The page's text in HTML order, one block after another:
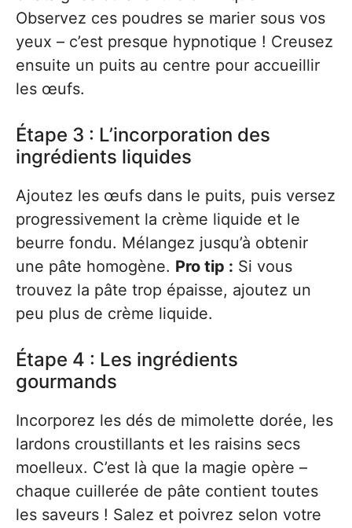
Observez ces poudres se marier sous vos
yeux – c’est presque hypnotique ! Creusez
ensuite un puits au centre pour accueillir
les œufs.
Étape 3 : L’incorporation des
ingrédients liquides
Ajoutez les œufs dans le puits, puis versez
progressivement la crème liquide et le
beurre fondu. Mélangez jusqu’à obtenir
une pâte homogène. Pro tip : Si vous
trouvez la pâte trop épaisse, ajoutez un
peu plus de crème liquide.
Étape 4 : Les ingrédients
gourmands
Incorporez les dés de mimolette dorée, les
lardons croustillants et les raisins secs
moelleux. C’est là que la magie opère –
chaque cuillerée de pâte contient toutes
les saveurs ! Salez et poivrez selon votre